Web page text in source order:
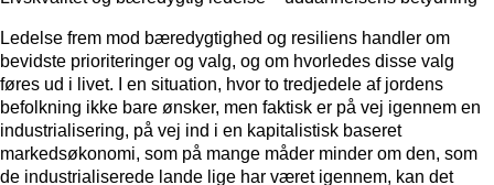
Ledelse frem mod bæredygtighed og resiliens handler om
bevidste prioriteringer og valg, og om hvorledes disse valg
føres ud i livet. I en situation, hvor to tredjedele af jordens
befolkning ikke bare ønsker, men faktisk er på vej igennem en
industrialisering, på vej ind i en kapitalistisk baseret
markedsøkonomi, som på mange måder minder om den, som
de industrialiserede lande lige har været igennem, kan det